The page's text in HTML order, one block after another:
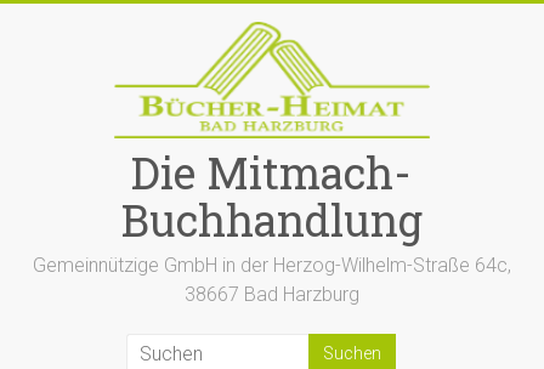
Die Mitmach-
Buchhandlung
Gemeinnützige GmbH in der Herzog-Wilhelm-Straße 64c,
38667 Bad Harzburg